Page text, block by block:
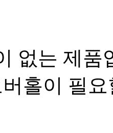
없는 제품
홀이 필